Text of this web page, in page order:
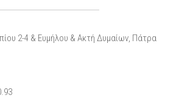
2-4 & Ευμήλου & Ακτή Δυμαίων, Πάτρα